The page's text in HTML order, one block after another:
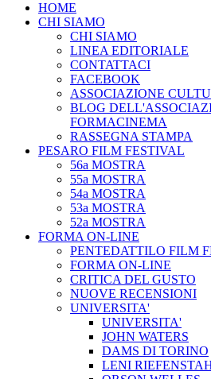
HOME
CHI SIAMO
CHI SIAMO
LINEA EDITORIALE
CONTATTACI
FACEBOOK
ASSOCIAZIONE
BLOG
FORMACINEMA
RASSEGNA STAMPA
PESARO FILM FESTIVAL
56a MOSTRA
55a MOSTRA
54a MOSTRA
53a MOSTRA
52a MOSTRA
FORMA ON-LINE
PENTEDATTILO FILM
FORMA ON-LINE
CRITICA DEL GUSTO
NUOVE RECENSIONI
UNIVERSITA'
UNIVERSITA'
JOHN WATERS
DAMS DI TORINO
LENI